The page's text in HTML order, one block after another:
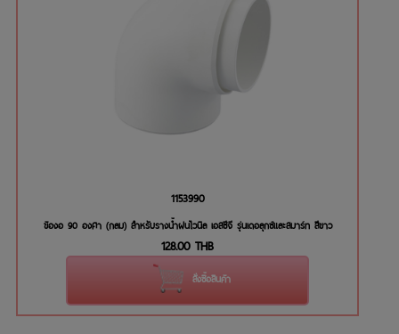
1153990
ข้องอ 90 องศา (กลม) สำหรับรางน้ำฝนไวนิล เอสซีจี รุ่นเดอลุกซ์และสมาร์ท สีขาว
128.00 THB
สั่งซื้อสินค้า